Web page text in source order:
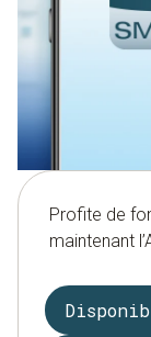
Profite de
maintenant